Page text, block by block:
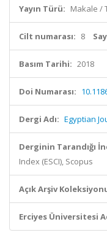
Yayın Türü: Makale /
Cilt numarası: 8
Basım Tarihi: 2018
Doi Numarası:
Dergi Adı: Egyptian
Derginin Tarandığı
Index (ESCI), Scopus
Açık Arşiv
Erciyes Üniversitesi